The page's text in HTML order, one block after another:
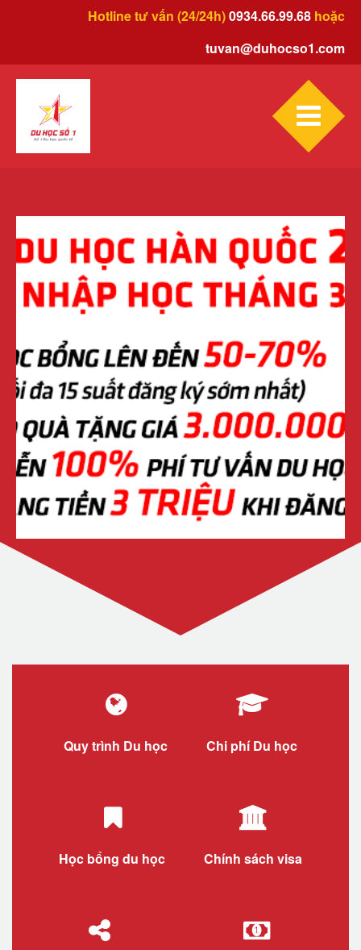
Hotline tư vấn (24/24h)0934.66.99.68 hoặc
tuvan@duhocso1.com
Quy trình Du học Chi phí Du học
Học bổng du học Chính sách visa